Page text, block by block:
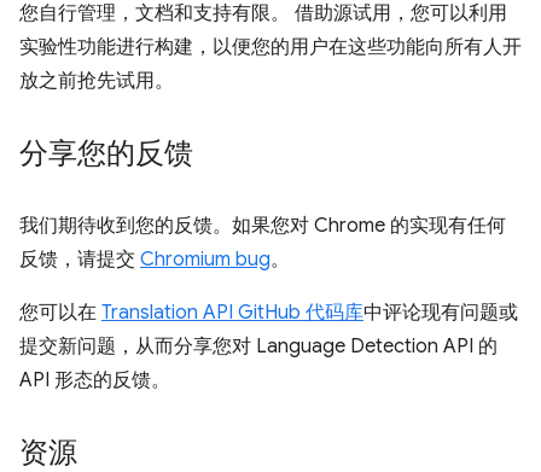
您自行管理，文档和支持有限。 借助源试用，您可以利用
实验性功能进行构建，以便您的用户在这些功能向所有人开
放之前抢先试用。
分享您的反馈
我们期待收到您的反馈。如果您对 Chrome 的实现有任何
反馈，请提交 Chromium bug。
您可以在 Translation API GitHub 代码库中评论现有问题或
提交新问题，从而分享您对 Language Detection API 的
API 形态的反馈。
资源